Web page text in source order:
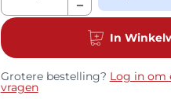
In
Grotere bestelling? Log in om
vragen